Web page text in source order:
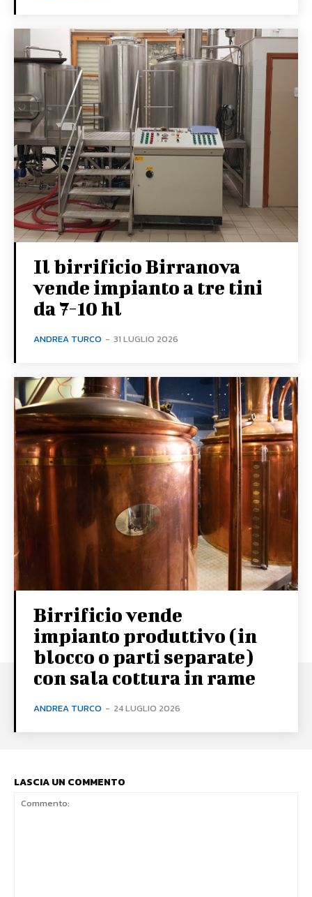
Il birrificio Birranova
vende impianto a tre tini
da 7-10 hl
ANDREA TURCO - 31 LUGLIO 2026
Birrificio vende
impianto produttivo (in
blocco o parti separate)
con sala cottura in rame
ANDREA TURCO - 24 LUGLIO 2026
LASCIA UN COMMENTO